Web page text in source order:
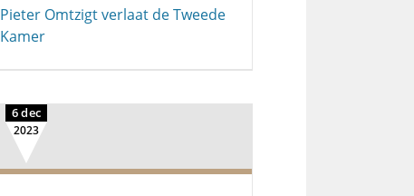
Pieter Omtzigt verlaat de Tweede
Kamer
6 dec
2023